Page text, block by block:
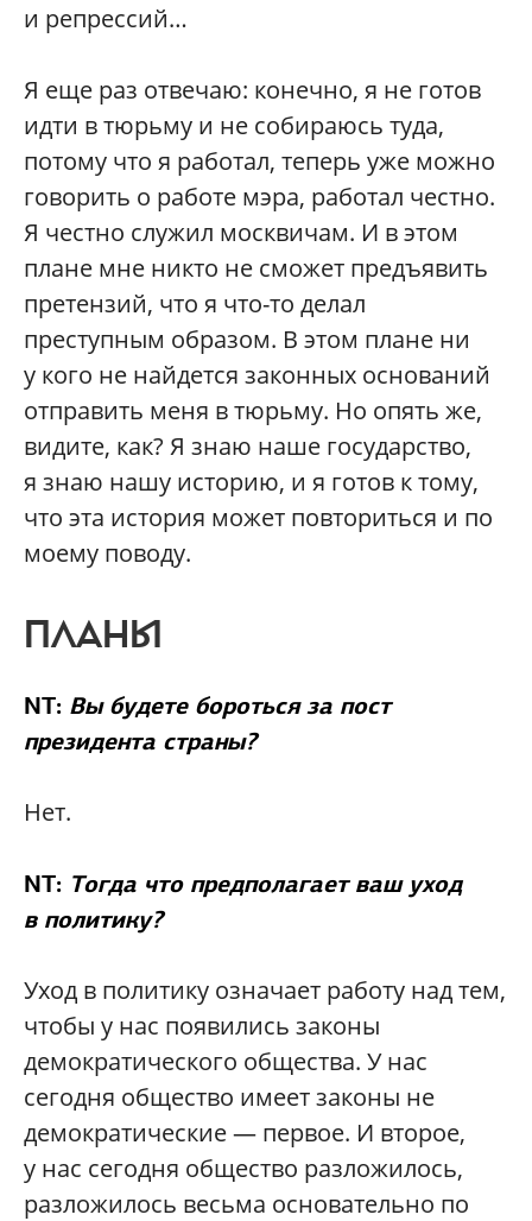
и репрессий…
Я еще раз отвечаю: конечно, я не готов
идти в тюрьму и не собираюсь туда,
потому что я работал, теперь уже можно
говорить о работе мэра, работал честно.
Я честно служил москвичам. И в этом
плане мне никто не сможет предъявить
претензий, что я что-то делал
преступным образом. В этом плане ни
у кого не найдется законных оснований
отправить меня в тюрьму. Но опять же,
видите, как? Я знаю наше государство,
я знаю нашу историю, и я готов к тому,
что эта история может повториться и по
моему поводу.
ПЛАНЫ
NT: Вы будете бороться за пост
президента страны?
Нет.
NT: Тогда что предполагает ваш уход
в политику?
Уход в политику означает работу над тем,
чтобы у нас появились законы
демократического общества. У нас
сегодня общество имеет законы не
демократические — первое. И второе,
у нас сегодня общество разложилось,
разложилось весьма основательно по